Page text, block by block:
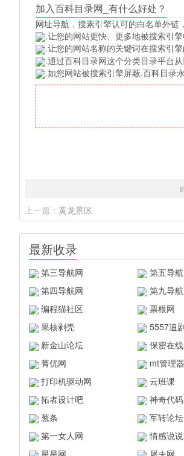
加入百科目录网_有什么好处？
网址导航 ，搜素引擎认可的白名单外
.让您的网站更快、更多地被搜索引
.让您的网站名称的关键词在搜索引
.通过百科目录网这个分类目录平台
.如您网站被搜索引擎屏蔽,百科目录
上一篇： 黄龙景区
最新收录
第三导航网 第五导
第四导航网
第九导
编程猫社区
票根网
果核剥壳
5557追
新金山论坛
保密在线
菁优网
mt管理器
打印机驱动网
云班课
拓者设计吧
神奇代
葱条
军转论坛
第一女人网
情感说说